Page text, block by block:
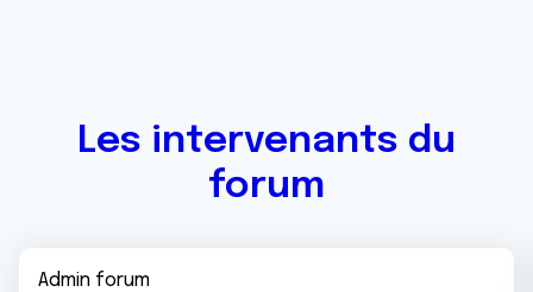
Les intervenants du
forum
Admin forum